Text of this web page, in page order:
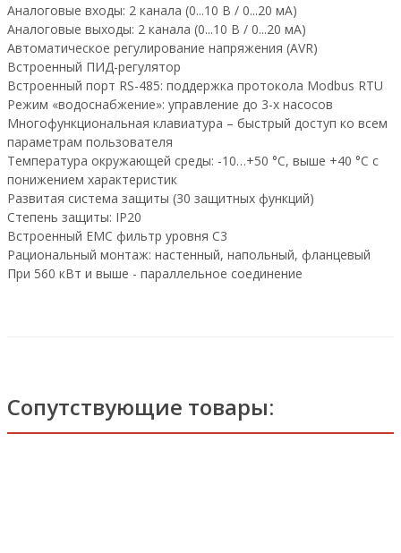
Аналоговые входы: 2 канала (0...10 В / 0...20 мА)
Аналоговые выходы: 2 канала (0...10 В / 0...20 мА)
Автоматическое регулирование напряжения (AVR)
Встроенный ПИД-регулятор
Встроенный порт RS-485: поддержка протокола Modbus RTU
Режим «водоснабжение»: управление до 3-х насосов
Многофункциональная клавиатура – быстрый доступ ко всем
параметрам пользователя
Температура окружающей среды: -10…+50 °С, выше +40 °С с
понижением характеристик
Развитая система защиты (30 защитных функций)
Степень защиты: IP20
Встроенный EMC фильтр уровня C3
Рациональный монтаж: настенный, напольный, фланцевый
При 560 кВт и выше - параллельное соединение
Сопутствующие товары: